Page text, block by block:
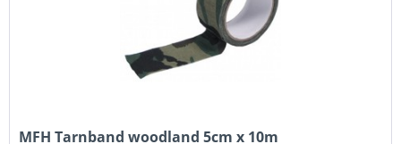
MFH Tarnband woodland 5cm x 10m